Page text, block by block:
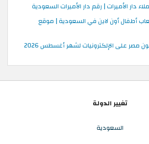
دار الأميرات | رقم دار الأميرات السعودية
أطفال أون لاين في السعودية | موقع
مصر على الإلكترونيات لشهر أغسطس 2026
تغيير الدولة
السعودية